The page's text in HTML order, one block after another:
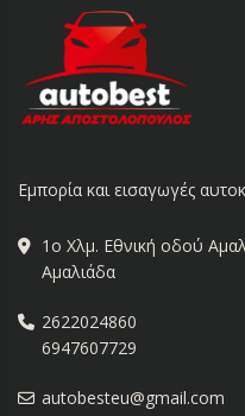
Εμπορία και εισαγωγές
1ο Χλμ. Εθνική οδού
Αμαλιάδα
2622024860
6947607729
autobesteu@gmail.com